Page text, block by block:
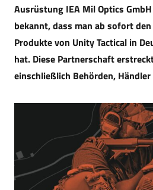
Ausrüstung IEA Mil Optics
bekannt, dass man ab sofort
Produkte von Unity Tactical in
hat. Diese Partnerschaft
einschließlich Behörden,